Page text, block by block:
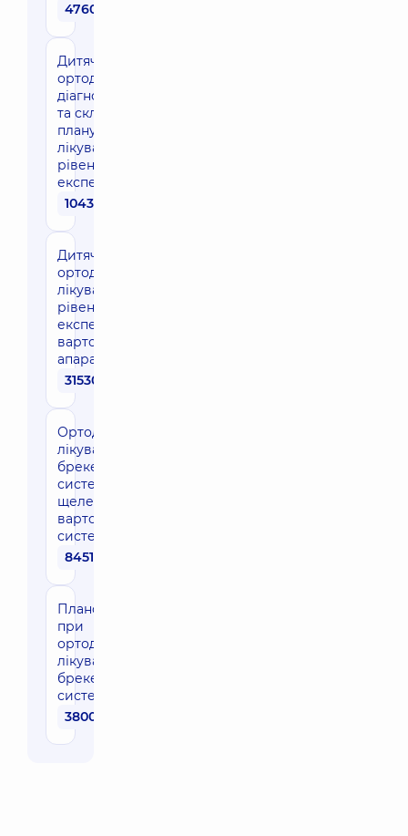
4760 грн
Дитяча
ортодонтична
діагностика
та складання
плану
лікування,
рівень
експерт
10430 грн
Дитяче
ортодонтичне
лікування,
рівень
експерт (без
вартості
апаратів)
31530 грн
Ортодонтичне
лікування
брекет-
системою (дві
щелепи, без
вартості
системи)
84510 грн
Плановий візит
при
ортодонтичному
лікуванні
брекет-
системою
3800 грн